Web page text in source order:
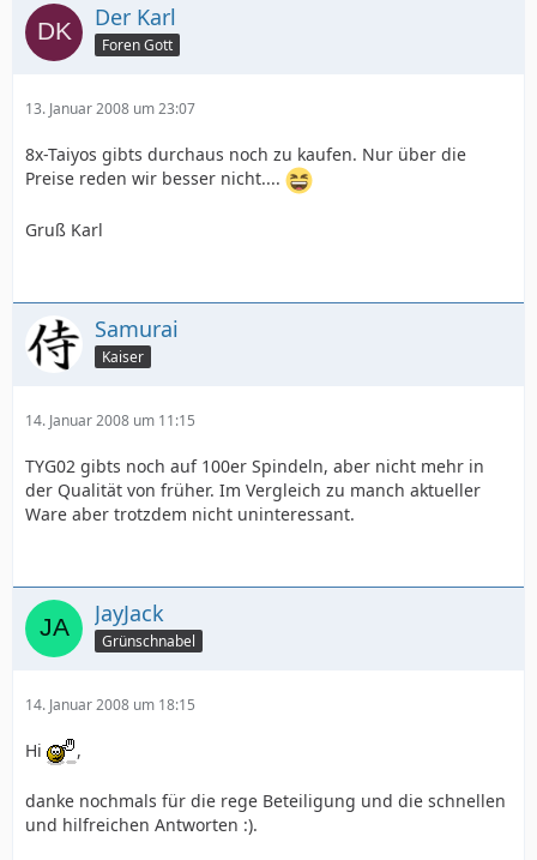
Der Karl
Foren Gott
13. Januar 2008 um 23:07
8x-Taiyos gibts durchaus noch zu kaufen. Nur über die
Preise reden wir besser nicht....
Gruß Karl
Samurai
Kaiser
14. Januar 2008 um 11:15
TYG02 gibts noch auf 100er Spindeln, aber nicht mehr in
der Qualität von früher. Im Vergleich zu manch aktueller
Ware aber trotzdem nicht uninteressant.
JayJack
Grünschnabel
14. Januar 2008 um 18:15
Hi ,
danke nochmals für die rege Beteiligung und die schnellen
und hilfreichen Antworten :).